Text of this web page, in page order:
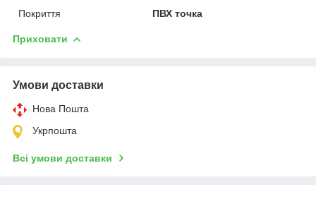
Покриття
ПВХ точка
Приховати
Умови доставки
Нова Пошта
Укрпошта
Всі умови доставки